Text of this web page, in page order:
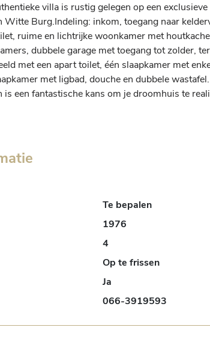
villa is rustig gelegen op een
Witte Burg.Indeling: inkom, toegang naar
ruime en lichtrijke woonkamer met
dubbele garage met toegang tot zolder,
met een apart toilet, één slaapkamer met
met ligbad, douche en dubbele
een fantastische kans om je droomhuis te
Te bepalen
1976
4
Op te frissen
Ja
066-3919593